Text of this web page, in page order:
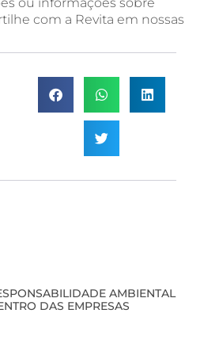
ou informações sobre
com a Revita em nossas
AMBIENTAL
DAS EMPRESAS